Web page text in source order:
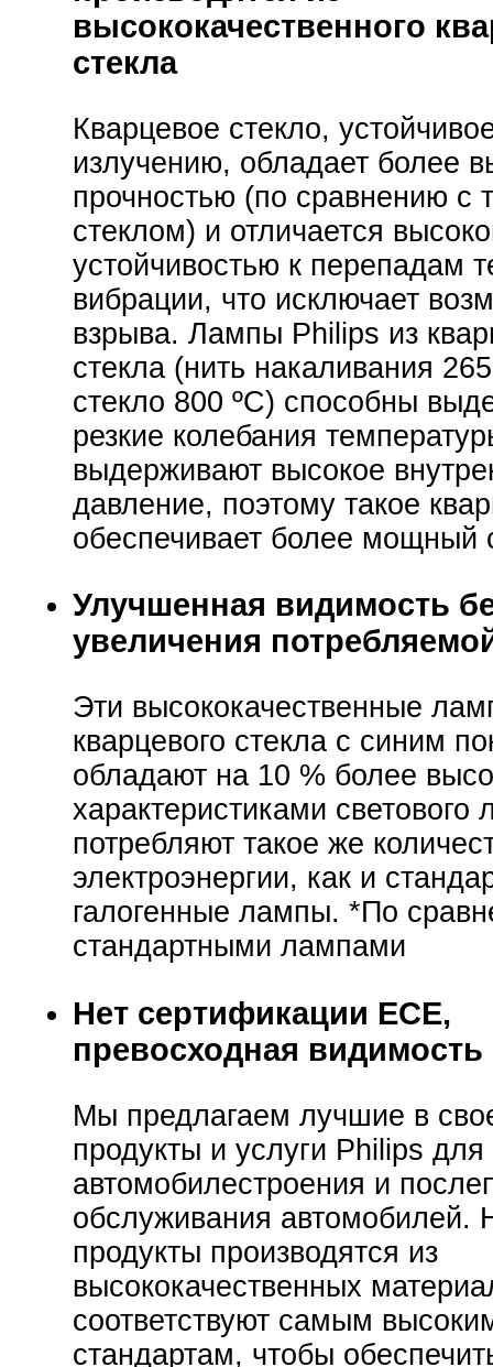
высококачественного
стекла
Кварцевое стекло,
излучению, обладает более
прочностью (по сравнению с
стеклом) и отличается
устойчивостью к перепадам
вибрации, что исключает
взрыва. Лампы Philips из
стекла (нить накаливания
стекло 800 ºC) способны
резкие колебания
выдерживают высокое
давление, поэтому такое
обеспечивает более мощный
Улучшенная видимость
увеличения
Эти высококачественные
кварцевого стекла с синим
обладают на 10 % более
характеристиками светового
потребляют такое же
электроэнергии, как и
галогенные лампы. *По
стандартными лампами
Нет сертификации ECE,
превосходная видимость
Мы предлагаем лучшие в
продукты и услуги Philips
автомобилестроения и
обслуживания автомобилей.
продукты производятся из
высококачественных
соответствуют самым
стандартам, чтобы